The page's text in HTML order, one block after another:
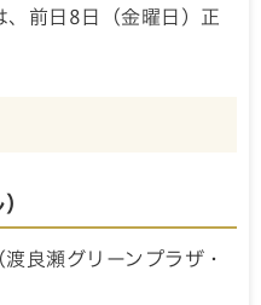
前日8日（金曜日）正
良瀬グリーンプラザ・